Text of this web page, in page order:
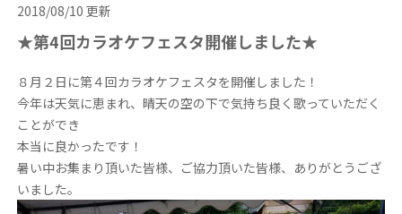
2018/08/10 更新
★第4回カラオケフェスタ開催しました★
８月２日に第４回カラオケフェスタを開催しました！
今年は天気に恵まれ、晴天の空の下で気持ち良く歌っていただく
ことができ
本当に良かったです！
暑い中お集まり頂いた皆様、ご協力頂いた皆様、ありがとうござ
いました。